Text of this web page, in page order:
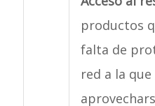
productos
falta de
red a la